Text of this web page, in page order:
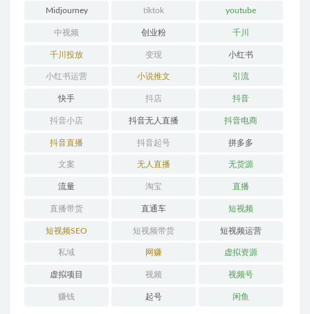
Midjourney tiktok youtube
中视频 创业粉 千川
千川投放 变现 小红书
小红书运营 小说推文 引流
快手 抖店 抖音
抖音小店 抖音无人直播 抖音电商
抖音直播 抖音起号 拼多多
文案 无人直播 无货源
流量 淘宝 直播
直播带货 直通车 短视频
短视频SEO 短视频带货 短视频运营
私域 网赚 虚拟资源
虚拟项目 视频 视频号
赚钱 起号 闲鱼